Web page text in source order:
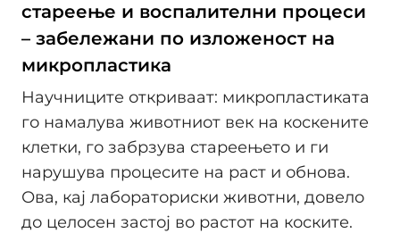
стареење и воспалителни процеси
– забележани по изложеност на
микропластика
Научниците откриваат: микропластиката
го намалува животниот век на коскените
клетки, го забрзува стареењето и ги
нарушува процесите на раст и обнова.
Ова, кај лабораториски животни, довело
до целосен застој во растот на коските.